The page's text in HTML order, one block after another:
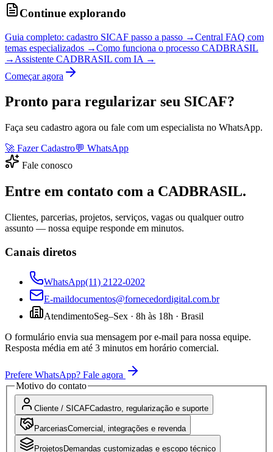
Continue explorando
Guia completo: cadastro SICAF passo a passo →Central FAQ com
temas especializados →Como funciona o processo CADBRASIL
→ Assistente CADBRASIL com IA →
Começar agora
Pronto para regularizar seu SICAF?
Faça seu cadastro agora ou fale com um especialista no WhatsApp.
🚀 Fazer Cadastro💬 WhatsApp
Fale conosco
Entre em contato com a CADBRASIL.
Clientes, parcerias, projetos, serviços, vagas ou qualquer outro
assunto — nossa equipe responde em minutos.
Canais diretos
WhatsApp(11) 2122-0202
E-maildocumentos@fornecedordigital.com.br
AtendimentoSeg–Sex · 8h às 18h · Brasil
O formulário envia sua mensagem por e-mail para nossa equipe.
Resposta média em até 3 minutos em horário comercial.
Prefere WhatsApp? Fale agora
Motivo do contato
Cliente / SICAFCadastro, regularização e suporte
ParceriasComercial, integrações e revenda
Projetos Demandas customizadas e escopo técnico